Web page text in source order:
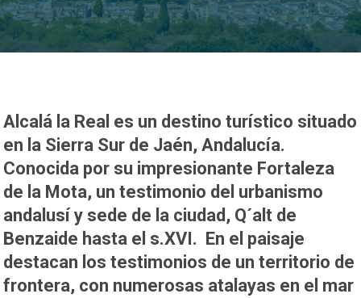
Alcalá la Real es un destino turístico situado
en la Sierra Sur de Jaén, Andalucía.
Conocida por su impresionante Fortaleza
de la Mota, un testimonio del urbanismo
andalusí y sede de la ciudad, Q´alt de
Benzaide hasta el s.XVI. En el paisaje
destacan los testimonios de un territorio de
frontera, con numerosas atalayas en el mar